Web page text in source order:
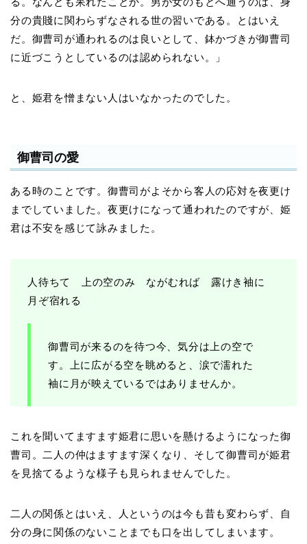
分の貴賤に関わらずなされる世の習いである。とはいえ
だ。御曹司が通われるのは良いとして、鉢かづきが御曹司
に近づこうとしているのは認められない。」
と、姫君を憎まない人はいなかったのでした。
御曹司の愛
ある時のことです。御曹司がよそから客人の応対を夜更け
までしていました。夜更けになって通われたのですが、姫
君は不安を感じて詠みました。
人待ちて 上の空のみ ながむれば 露けき袖に
月ぞ宿れる
御曹司が来るのを待つ今、気分は上の空で
す。上に広がる空を眺めると、涙で濡れた
袖に月が映えているではありませんか。
これを聞いてますます姫君に思いを懸けるようになった御
曹司。二人の仲はますます深くなり、そして御曹司が姫君
を見捨てるような様子も見られませんでした。
二人の関係とはいえ、人というのは今も昔も変わらず、自
分の身に関係のないことまでも口を出してしまいます。